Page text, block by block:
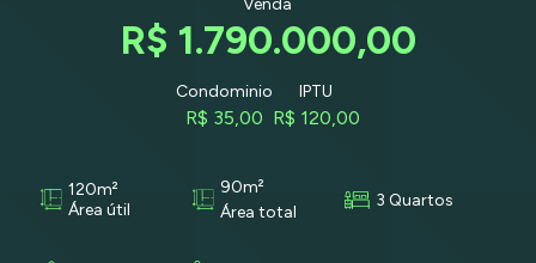
Venda
R$ 1.790.000,00
Condominio
R$ 35,00
IPTU
R$ 120,00
120m²
Área útil
90m²
Área total
3 Quartos